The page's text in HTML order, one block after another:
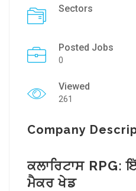
Sectors
Posted Jobs
0
Viewed
261
Company
ਕਲਾਰਿਟਾਸ RPG:
ਮੈਕਰ ਖੇਡ